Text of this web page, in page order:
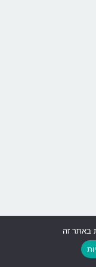
באתר זה